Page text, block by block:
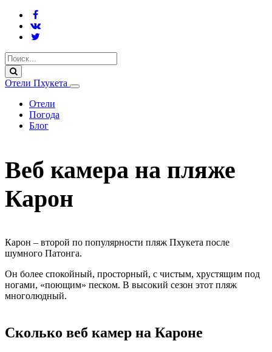
Отели Пхукета
Отели
Погода
Блог
Веб камера на пляже
Карон
Карон – второй по популярности пляж Пхукета после
шумного Патонга.
Он более спокойный, просторный, с чистым, хрустящим под
ногами, «поющим» песком. В высокий сезон этот пляж
многолюдный.
Сколько веб камер на Кароне